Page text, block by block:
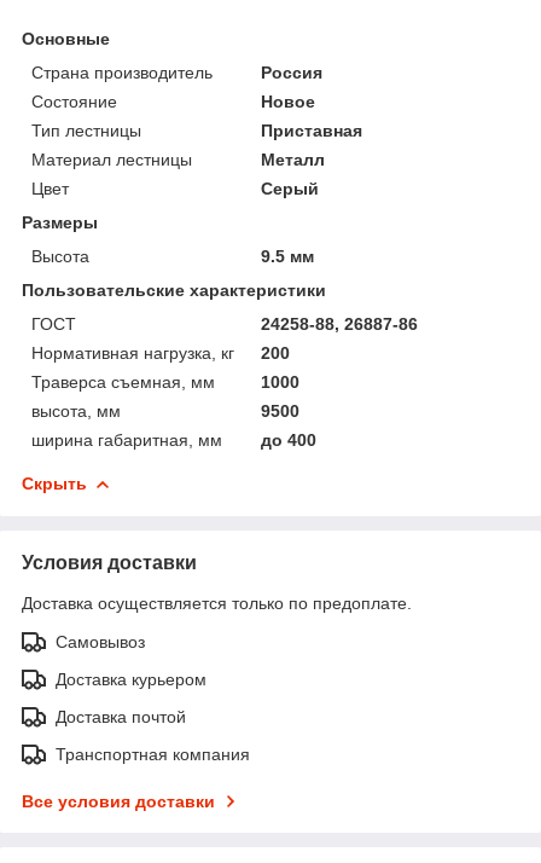
Основные
Страна производитель
Россия
Состояние
Новое
Тип лестницы
Приставная
Материал лестницы
Металл
Цвет
Серый
Размеры
Высота
9.5 мм
Пользовательские характеристики
ГОСТ
24258-88, 26887-86
Нормативная нагрузка, кг
200
Траверса съемная, мм
1000
высота, мм
9500
ширина габаритная, мм
до 400
Скрыть
Условия доставки
Доставка осуществляется только по предоплате.
Самовывоз
Доставка курьером
Доставка почтой
Транспортная компания
Все условия доставки